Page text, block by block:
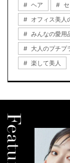
ヘア
オフィス美人
みんなの愛用
大人のプチプ
楽して美人